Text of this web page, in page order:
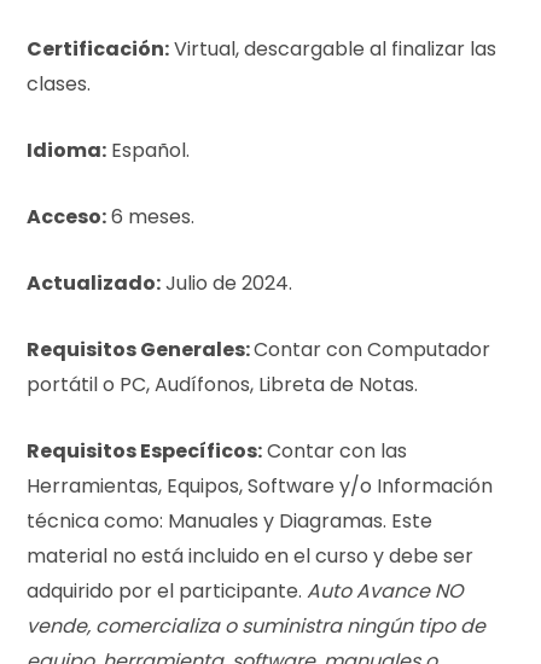
Certificación:Virtual, descargable al finalizar las
clases.
Idioma: Español.
Acceso:6 meses.
Actualizado:Julio de 2024.
Requisitos Generales:Contar con Computador
portátil o PC, Audífonos, Libreta de Notas.
Requisitos Específicos:Contar con las
Herramientas, Equipos, Software y/o Información
técnica como: Manuales y Diagramas. Este
material no está incluido en el curso y debe ser
adquirido por el participante. Auto Avance NO
vende, comercializa o suministra ningún tipo de